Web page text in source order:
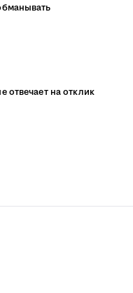
отвечает на отклик